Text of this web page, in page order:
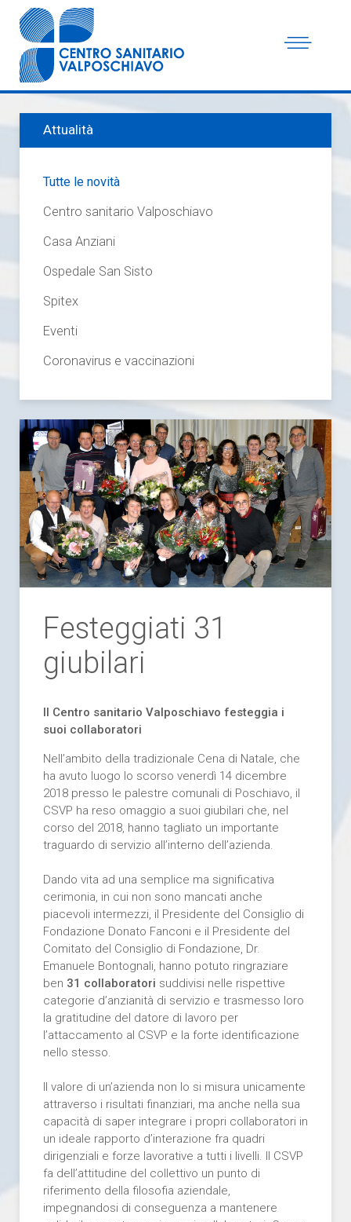
Festeggiati 31
giubilari
Il Centro sanitario Valposchiavo festeggia i
suoi collaboratori
Nell’ambito della tradizionale Cena di Natale, che
ha avuto luogo lo scorso venerdì 14 dicembre
2018 presso le palestre comunali di Poschiavo, il
CSVP ha reso omaggio a suoi giubilari che, nel
corso del 2018, hanno tagliato un importante
traguardo di servizio all’interno dell’azienda.
Dando vita ad una semplice ma significativa
cerimonia, in cui non sono mancati anche
piacevoli intermezzi, il Presidente del Consiglio di
Fondazione Donato Fanconi e il Presidente del
Comitato del Consiglio di Fondazione, Dr.
Emanuele Bontognali, hanno potuto ringraziare
ben 31 collaboratori suddivisi nelle rispettive
categorie d’anzianità di servizio e trasmesso loro
la gratitudine del datore di lavoro per
l’attaccamento al CSVP e la forte identificazione
nello stesso.
Il valore di un’azienda non lo si misura unicamente
attraverso i risultati finanziari, ma anche nella sua
capacità di saper integrare i propri collaboratori in
un ideale rapporto d’interazione fra quadri
dirigenziali e forze lavorative a tutti i livelli. Il CSVP
fa dell’attitudine del collettivo un punto di
riferimento della filosofia aziendale,
impegnandosi di conseguenza a mantenere
Attualità
Tutte le novità
Centro sanitario Valposchiavo
Casa Anziani
Ospedale San Sisto
Spitex
Eventi
Coronavirus e vaccinazioni